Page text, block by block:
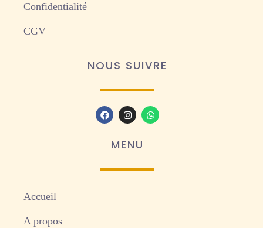
Confidentialité
CGV
NOUS SUIVRE
MENU
Accueil
A propos